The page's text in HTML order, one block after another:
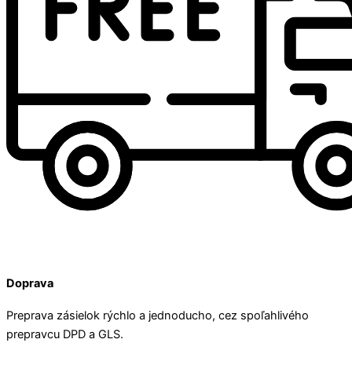
Doprava
Preprava zásielok rýchlo a jednoducho, cez spoľahlivého
prepravcu DPD a GLS.